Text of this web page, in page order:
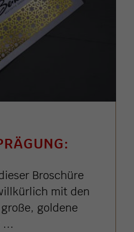
G
Broschüre
mit den
goldene
...